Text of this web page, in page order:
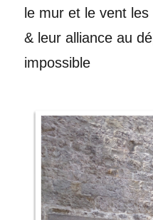
le mur et le vent
& leur alliance au
impossible